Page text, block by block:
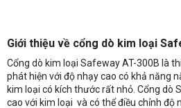
Giới thiệu về cổng dò kim loại
Cổng dò kim loại Safeway AT-300B là
phát hiện với độ nhạy cao có khả năng
kim loại có kích thước rất nhỏ. Cổng dò
cao với kim loại và có thể điều chỉnh độ